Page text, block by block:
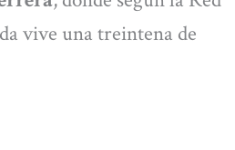
vive una treintena de